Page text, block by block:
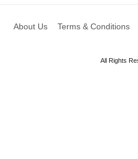
About Us Terms & Conditions
All Rights